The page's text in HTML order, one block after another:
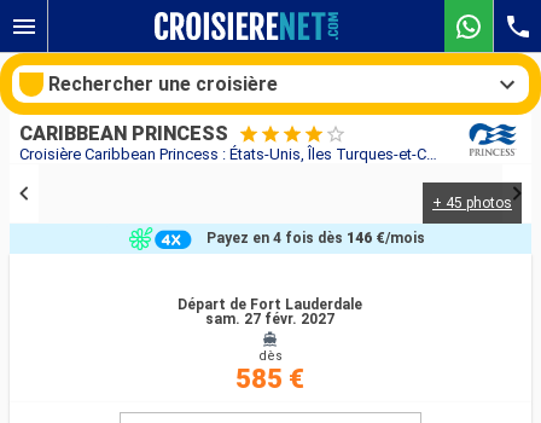
Croisière Caribbean Princess : États-Unis, Îles Turques-et-Caïques, République Dominicaine, Bahamas au départ de Fort Lauderdale
CARIBBEAN PRINCESS
+ 45 photos
Départ de Fort Lauderdale
sam. 27 févr. 2027
dès
585 €
Payez en 4 fois dès 146 €/mois
Rechercher une croisière
Compagnies
Rechercher